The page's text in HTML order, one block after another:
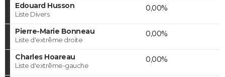
Edouard Husson
Liste Divers
0,00%
Pierre-Marie Bonneau
Liste d'extrême droite
0,00%
Charles Hoareau
Liste d'extrême-gauche
0,00%